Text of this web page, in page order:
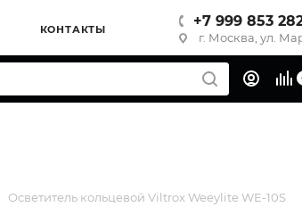
КОНТАКТЫ
+7 999 853
г. Москва, ул.
Осветитель кольцевой Viltrox Weeylite WE-10S